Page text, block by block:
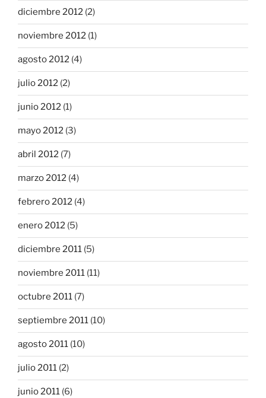
diciembre 2012 (2)
noviembre 2012 (1)
agosto 2012 (4)
julio 2012 (2)
junio 2012 (1)
mayo 2012 (3)
abril 2012 (7)
marzo 2012 (4)
febrero 2012 (4)
enero 2012 (5)
diciembre 2011 (5)
noviembre 2011 (11)
octubre 2011 (7)
septiembre 2011 (10)
agosto 2011 (10)
julio 2011 (2)
junio 2011 (6)